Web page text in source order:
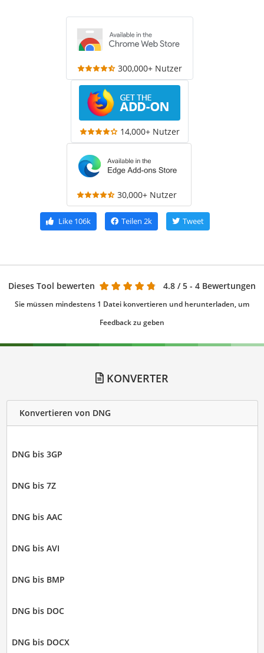
300,000+ Nutzer
14,000+ Nutzer
30,000+ Nutzer
Like 106k Teilen 2k Tweet
Dieses Tool bewerten 4.8 / 5 - 4 Bewertungen
Sie müssen mindestens 1 Datei konvertieren und herunterladen, um
Feedback zu geben
KONVERTER
Konvertieren von DNG
DNG bis 3GP
DNG bis 7Z
DNG bis AAC
DNG bis AVI
DNG bis BMP
DNG bis DOC
DNG bis DOCX